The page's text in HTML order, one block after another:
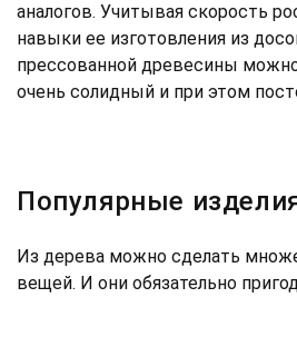
аналогов. Учитывая скорость
навыки ее изготовления из
прессованной древесины
очень солидный и при этом
Популярные
Из дерева можно сделать
вещей. И они обязательно